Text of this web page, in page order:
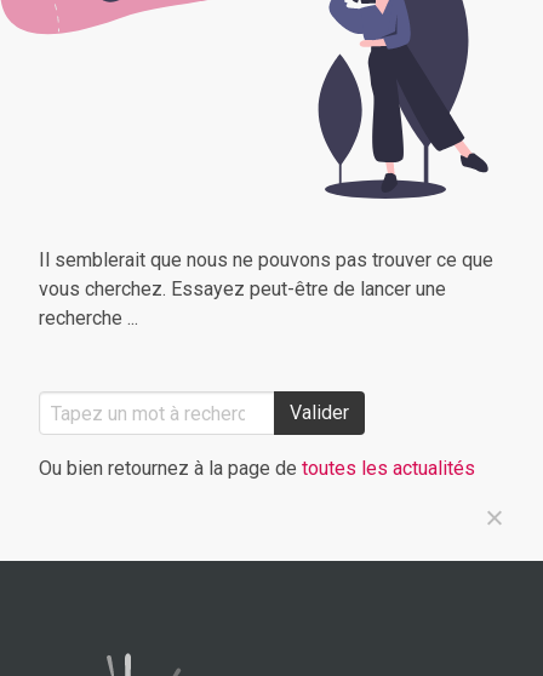
Il semblerait que nous ne pouvons pas trouver ce que
vous cherchez. Essayez peut-être de lancer une
recherche ...
Valider
Ou bien retournez à la page de toutes les actualités